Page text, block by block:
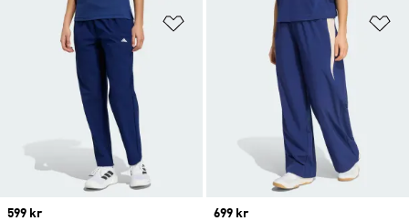
Lägg till på önskelistan
Price
599 kr
Price
699 kr